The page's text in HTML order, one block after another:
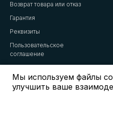
Мы используем файлы
улучшить ваше
Возврат товара или отказ
Гарантия
Реквизиты
Пользовательское
соглашение